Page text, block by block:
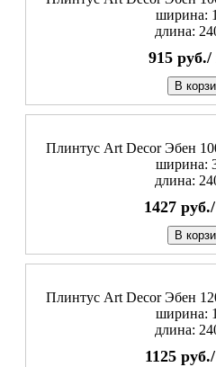
ширина:
длина:
915 руб./
В
Плинтус Art Decor Эбен
ширина:
длина:
1427 руб./
В
Плинтус Art Decor Эбен
ширина:
длина:
1125 руб./